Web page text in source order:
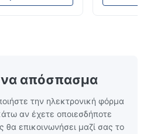
Πηνίο /
χάλυβας
απόσπασμα
την ηλεκτρονική φόρμα
αν έχετε οποιεσδήποτε
επικοινωνήσει μαζί σας το